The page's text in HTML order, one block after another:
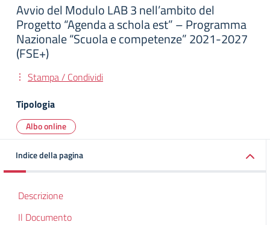
Avvio del Modulo LAB 3 nell’ambito del
Progetto “Agenda a schola est” – Programma
Nazionale “Scuola e competenze” 2021-2027
(FSE+)
Stampa / Condividi
Tipologia
Albo online
Indice della pagina
Descrizione
Il Documento